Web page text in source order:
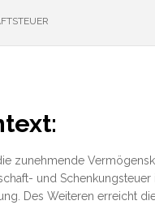
zunehmende
und
Des Weiteren erreicht